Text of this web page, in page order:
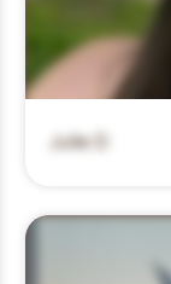
Julie D